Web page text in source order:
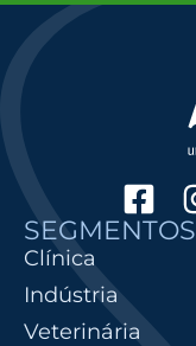
SEGMENTOS
Clínica
Indústria
Veterinária